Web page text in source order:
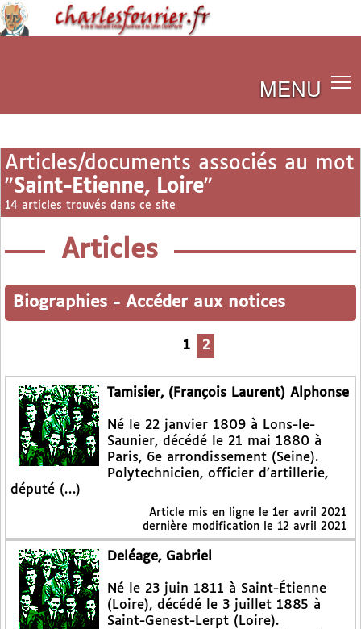
MENU
Articles/documents associés au mot
"Saint-Etienne, Loire"
14 articles trouvés dans ce site
Articles
Biographies - Accéder aux notices
1 2
Tamisier, (François Laurent) Alphonse
Né le 22 janvier 1809 à Lons-le-
Saunier, décédé le 21 mai 1880 à
Paris, 6e arrondissement (Seine).
Polytechnicien, officier d’artillerie,
député (…)
Article mis en ligne le 1er avril 2021
dernière modification le 12 avril 2021
Deléage, Gabriel
Né le 23 juin 1811 à Saint-Étienne
(Loire), décédé le 3 juillet 1885 à
Saint-Genest-Lerpt (Loire).